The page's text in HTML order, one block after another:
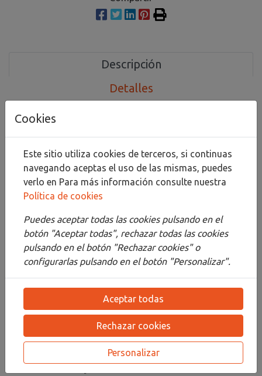
Descripción
Detalles
Opiniones
Carpeta de dibujo con 10 papeles de acuarela Grano
fino 300gr Arches 61x81cm
Portafolios con 10 papeles edición limitada.
Las carpetas de dibujo son un producto
imprescindible para cualquier artista, ya sea
estudiante, aficionado o profesional.
Perfectos para el almacenamiento, la
gracias a su papel interior sin ácido.
Carpeta de cartón duro con asas y lazos
negros de tela.
Fabricado en cartón rígido de 2,5 mm de
espesor, ofrece una protección fiable contra
Cookies
Este sitio utiliza cookies de terceros, si continuas
navegando aceptas el uso de las mismas, puedes
verlo en Para más información consulte nuestra
Política de cookies
Puedes aceptar todas las cookies pulsando en el
botón "Aceptar todas", rechazar todas las cookies
pulsando en el botón "Rechazar cookies" o
configurarlas pulsando en el botón "Personalizar".
Aceptar todas
Rechazar cookies
Personalizar